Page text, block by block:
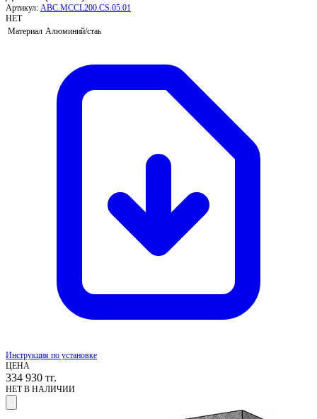
Артикул: ABC.MCCL200.CS.05.01
НЕТ
Материал Алюминий/стаь
Инструкция по установке
ЦЕНА
334 930 тг.
НЕТ В НАЛИЧИИ